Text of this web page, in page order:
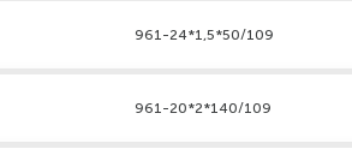
961-24*1,5*50/109
961-20*2*140/109